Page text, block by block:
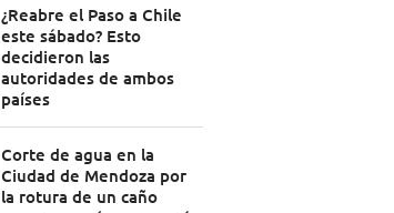
¿Reabre el Paso a Chile
este sábado? Esto
decidieron las
autoridades de ambos
países
Corte de agua en la
Ciudad de Mendoza por
la rotura de un caño